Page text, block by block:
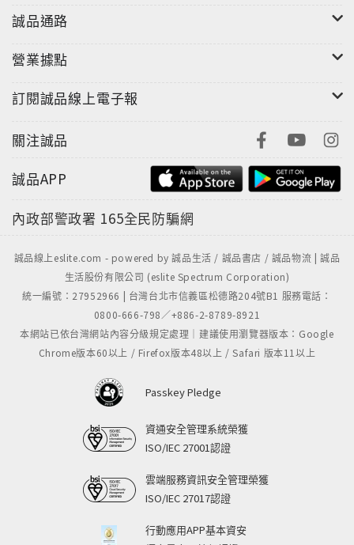
誠品通路
營業據點
訂閱誠品線上電子報
關注誠品
誠品APP
內政部警政署 165全民防騙網
誠品線上eslite.com - powered by 誠品生活 / 誠品書店 / 誠品物流 | 誠品
生活股份有限公司 (eslite Spectrum Corporation)
統一編號：27952966 | 台灣台北市信義區松德路204號B1 服務電話：
0800-666-798／+886-2-8789-8921
本網站已依台灣網站內容分級規定處理｜建議使用瀏覽器版本：Google
Chrome版本60以上 / Firefox版本48以上 / Safari 版本11以上
Passkey Pledge
資通安全管理系統榮獲
ISO/IEC 27001認證
雲端服務資訊安全管理榮獲
ISO/IEC 27017認證
行動應用APP基本資安